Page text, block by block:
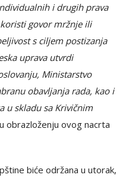
i drugih prava
govor mržnje ili
s ciljem postizanja
uprava utvrdi
Ministarstvo
obavljanja rada, kao i
u skladu sa Krivičnim
obrazloženju ovog nacrta
biće održana u utorak,